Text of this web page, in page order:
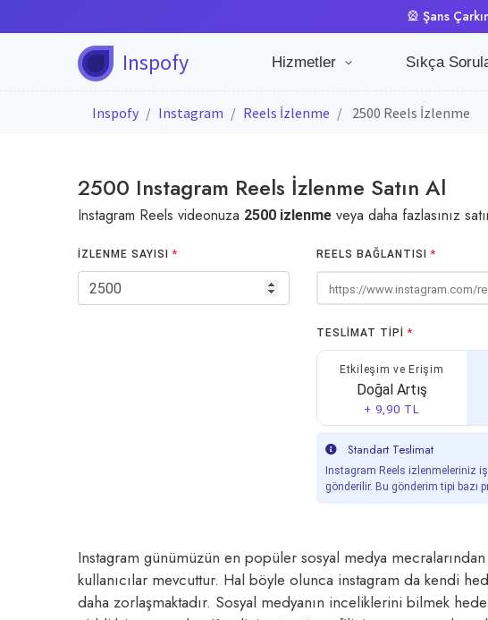
🎡 Şans
Inspofy Hizmetler Sıkça
Inspofy Instagram Reels İzlenme 2500 Reels İzlenme
2500 Instagram Reels İzlenme Satın Al
Instagram Reels videonuza 2500 izlenme veya daha fazlasınız
İZLENME SAYISI* REELS BAĞLANTISI*
TESLIMAT TIPI*
Etkileşim ve Erişim
Doğal Artış
+ 9,90 TL
Standart Teslimat
Instagram Reels izlenmeleriniz
gönderilir. Bu gönderim tipi bazı
Instagram günümüzün en popüler sosyal medya
kullanıcılar mevcuttur. Hal böyle olunca instagram da kendi
daha zorlaşmaktadır. Sosyal medyanın inceliklerini bilmek